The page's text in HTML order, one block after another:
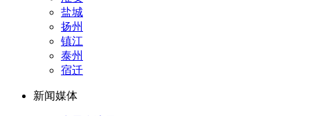
盐城
扬州
镇江
泰州
宿迁
新闻媒体